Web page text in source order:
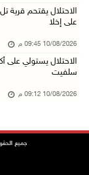
قصة أطفال جديدة
10/آب/2026 06:48 م
مستعمرون
مستعمرون
مدير عام
الاحتلال يقتحم قرية
على إخلا
10/08/2026 09:45 م
الاحتلال يستولي على
سلفيت
10/08/2026 09:12 م
جميع